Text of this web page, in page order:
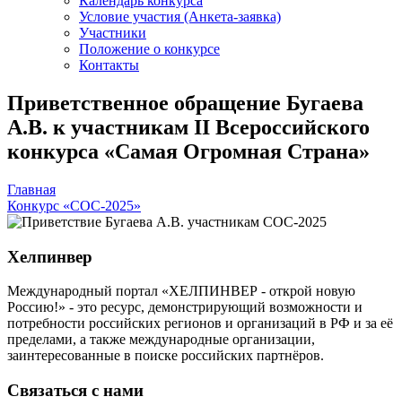
Условие участия (Анкета-заявка)
Участники
Положение о конкурсе
Контакты
Приветственное обращение Бугаева
А.В. к участникам II Всероссийского
конкурса «Самая Огромная Страна»
Главная
Конкурс «СОС-2025»
Хелпинвер
Международный портал «ХЕЛПИНВЕР - открой новую
Россию!» - это ресурс, демонстрирующий возможности и
потребности российских регионов и организаций в РФ и за её
пределами, а также международные организации,
заинтересованные в поиске российских партнёров.
Связаться с нами